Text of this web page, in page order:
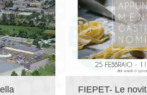
FIEPET- Le